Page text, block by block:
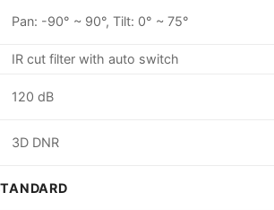
Pan: -90° ~ 90°, Tilt: 0° ~ 75°
IR cut filter with auto switch
120 dB
3D DNR